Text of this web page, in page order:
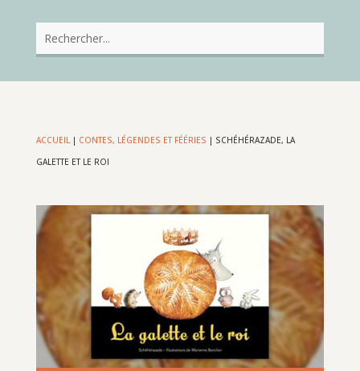
ACCUEIL| CONTES, LÉGENDES ET FÉÉRIES | SCHÉHÉRAZADE, LA
GALETTE ET LE ROI